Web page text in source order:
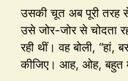
उसकी चूत अब पूरी तरह
उसे जोर-जोर से चोदता
रही थीं। वह बोली, “हां,
कीजिए। आह, ओह, बहुत